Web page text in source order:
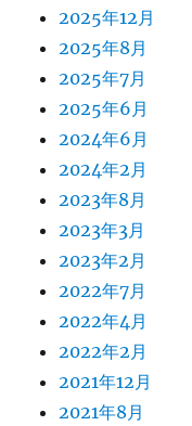
2025年12月
2025年8月
2025年7月
2025年6月
2024年6月
2024年2月
2023年8月
2023年3月
2023年2月
2022年7月
2022年4月
2022年2月
2021年12月
2021年8月